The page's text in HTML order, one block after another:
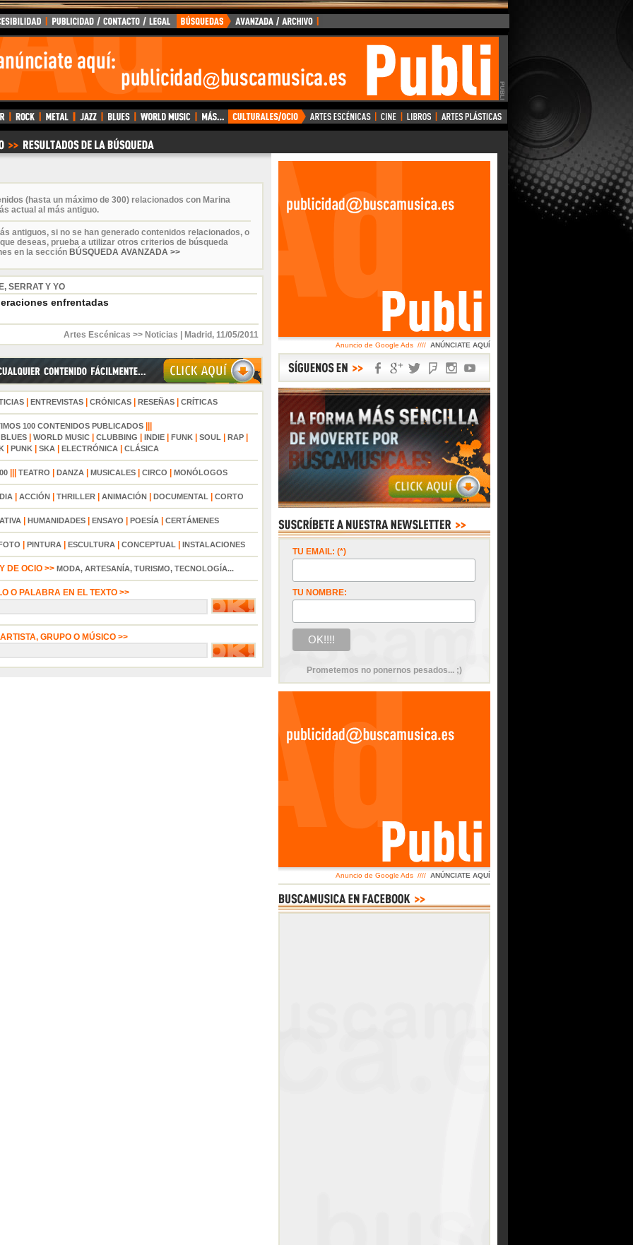
(hasta un máximo de 300) relacionados con Marina
actual al más antiguo.
antiguos, si no se han generado contenidos relacionados, o
deseas, prueba a utilizar otros criterios de búsqueda
en la sección BÚSQUEDA AVANZADA >>
SERRAT Y YO
enfrentadas
Artes Escénicas >> Noticias Madrid , 11/05/2011
| ENTREVISTAS| CRÓNICAS| RESEÑAS| CRÍTICAS
100 CONTENIDOS PUBLICADOS
BLUES| WORLD MUSIC| CLUBBING INDIE| FUNK| SOUL| RAP|
| PUNK| SKA| ELECTRÓNICA| CLÁSICA
||| TEATRO DANZA| MUSICALES| CIRCO MONÓLOGOS
ACCIÓN THRILLER ANIMACIÓN DOCUMENTAL CORTO
HUMANIDADES ENSAYO POESÍA CERTÁMENES
PINTURA ESCULTURA CONCEPTUAL INSTALACIONES
DE OCIO >> MODA, ARTESANÍA, TURISMO, TECNOLOGÍA...
O PALABRA EN EL TEXTO >>
GRUPO O MÚSICO >>
Anuncio de Google Ads //// ANÚNCIATE AQUÍ
TU EMAIL: (*)
TU NOMBRE:
Prometemos no ponernos pesados... ;)
Anuncio de Google Ads //// ANÚNCIATE AQUÍ